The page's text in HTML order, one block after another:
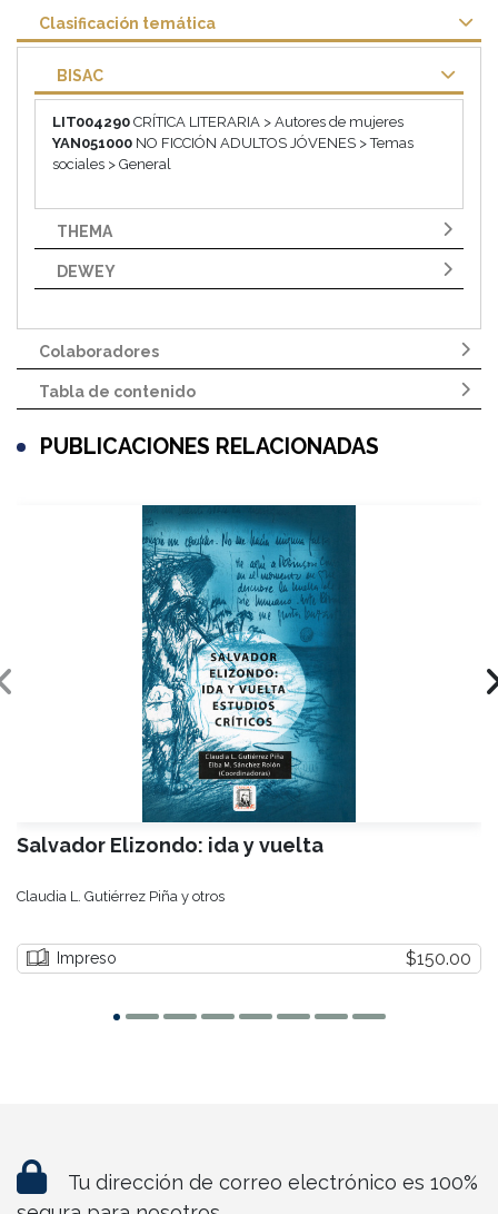
Clasificación temática
BISAC
LIT004290 CRÍTICA LITERARIA > Autores de mujeres
YAN051000 NO FICCIÓN ADULTOS JÓVENES > Temas
sociales > General
THEMA
DEWEY
Colaboradores
Tabla de contenido
PUBLICACIONES RELACIONADAS
Salvador Elizondo: ida y vuelta
Claudia L. Gutiérrez Piña y otros
Impreso $150.00
Tu dirección de correo electrónico es 100%